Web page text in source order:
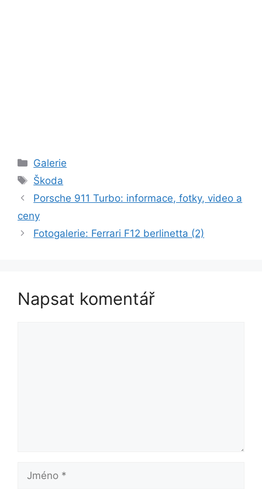
Rubriky
Galerie
Štítky
Škoda
Porsche 911 Turbo: informace, fotky, video a
ceny
Fotogalerie: Ferrari F12 berlinetta (2)
Napsat komentář
Jméno